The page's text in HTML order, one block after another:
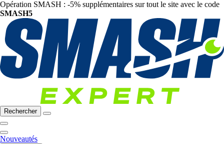
Opération SMASH : -5% supplémentaires sur tout le site avec le code
SMASH5
Rechercher
Nouveautés